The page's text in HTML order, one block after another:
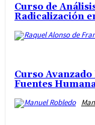
Curso de
Radicalización
Curso
Fuentes